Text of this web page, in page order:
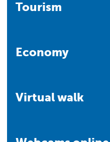
Tourism
Economy
Virtual walk